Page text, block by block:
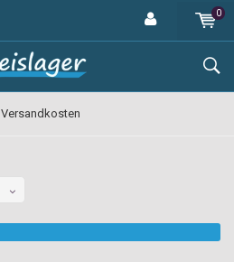
0
Versandkosten